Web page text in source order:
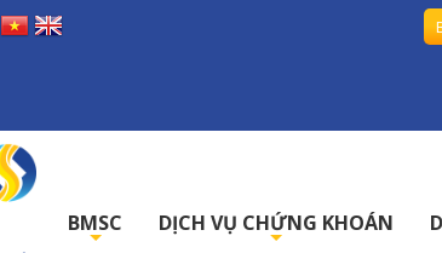
BMSC DỊCH VỤ CHỨNG KHOÁN